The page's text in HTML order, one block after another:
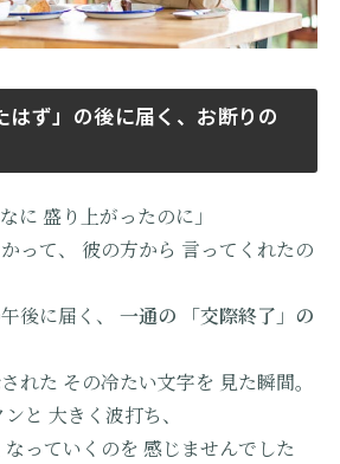
はず」の後に届く、お断りの
に 盛り上がったのに」
って、 彼の方から 言ってくれたの
後に届く、 一通の
「交際終了」の
れた その冷たい文字を 見た瞬間。
ンと 大きく波打ち、
っていくのを 感じませんでした